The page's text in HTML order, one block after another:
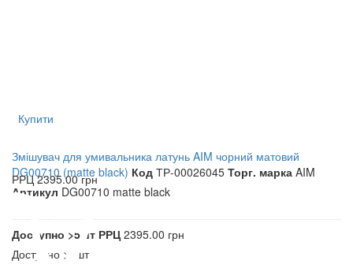
Купити
Змішувач для умивальника латунь AIM чорний матовий
DG00710 (matte black) Код ТР-00026045 Торг. марка AIM
Артикул DG00710 matte black
Доступно >5шт РРЦ 2395.00 грн
Доступно >5шт
РРЦ 2395.00 грн